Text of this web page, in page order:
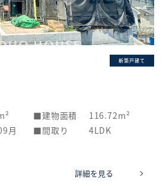
新築戸建て
建物面積
116.72m²
月 間取り 4LDK
詳細を見る